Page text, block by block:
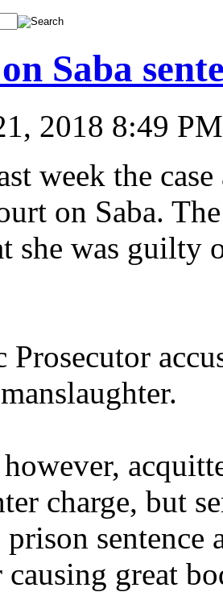
Saba
2018 8:49 PM
week the
on Saba.
she was guilty
Prosecutor
charge, but
prison
causing great